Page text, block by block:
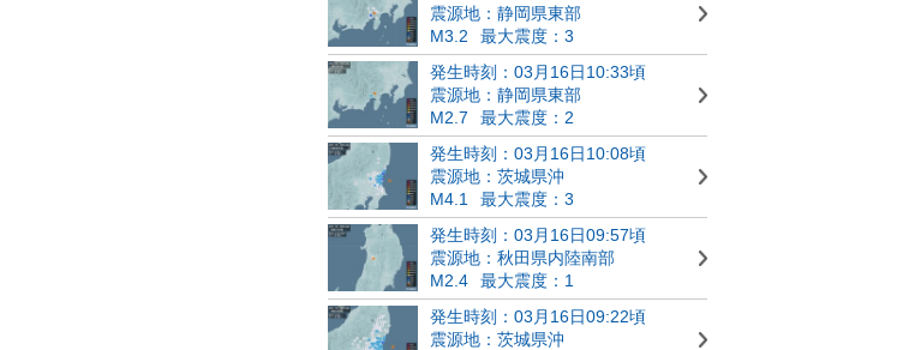
震源地：静岡県東部
M3.2
最大震度：3
発生時刻：03月16日10:33頃
震源地：静岡県東部
M2.7
最大震度：2
発生時刻：03月16日10:08頃
震源地：茨城県沖
M4.1
最大震度：3
発生時刻：03月16日09:57頃
震源地：秋田県内陸南部
M2.4
最大震度：1
発生時刻：03月16日09:22頃
震源地：茨城県沖